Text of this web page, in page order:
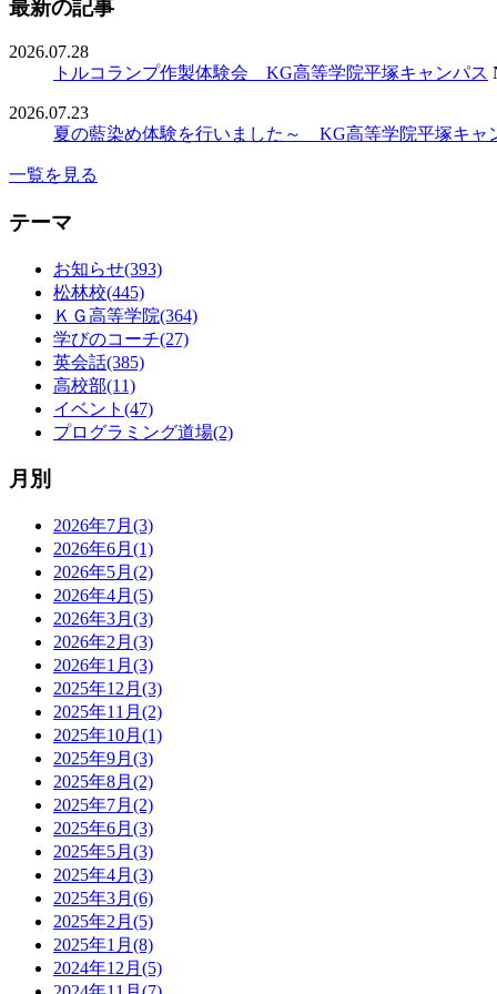
最新の記事
2026.07.28
トルコランプ作製体験会 KG高等学院平塚キャンパス
2026.07.23
夏の藍染め体験を行いました～ KG高等学院平塚キャ
一覧を見る
テーマ
お知らせ(393)
松林校(445)
ＫＧ高等学院(364)
学びのコーチ(27)
英会話(385)
高校部(11)
イベント(47)
プログラミング道場(2)
月別
2026年7月(3)
2026年6月(1)
2026年5月(2)
2026年4月(5)
2026年3月(3)
2026年2月(3)
2026年1月(3)
2025年12月(3)
2025年11月(2)
2025年10月(1)
2025年9月(3)
2025年8月(2)
2025年7月(2)
2025年6月(3)
2025年5月(3)
2025年4月(3)
2025年3月(6)
2025年2月(5)
2025年1月(8)
2024年12月(5)